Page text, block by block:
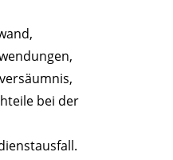
bei der